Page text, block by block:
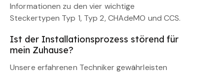
Informationen zu den vier wichtige
Steckertypen Typ 1, Typ 2, CHAdeMO und CCS.
Ist der Installationsprozess störend für
mein Zuhause?
Unsere erfahrenen Techniker gewährleisten